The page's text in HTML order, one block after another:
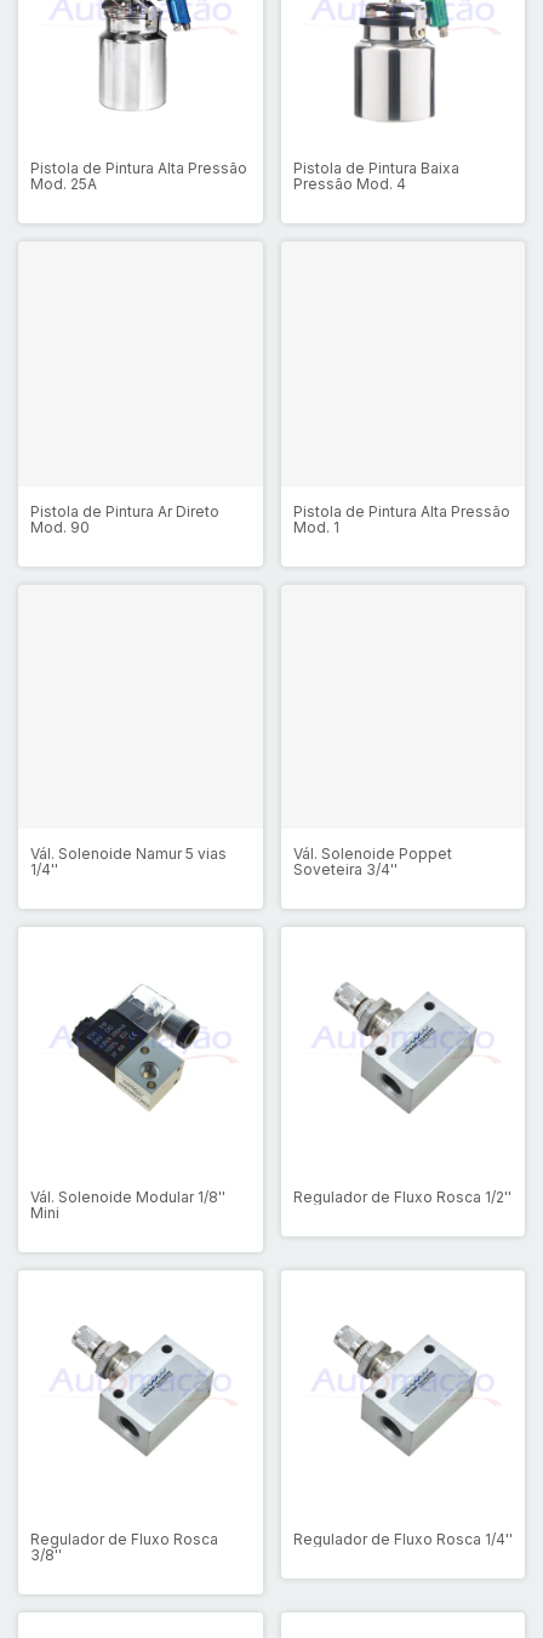
Pistola de Pintura Alta Pressão
Mod. 25A
Pistola de Pintura Baixa
Pressão Mod. 4
Pistola de Pintura Ar Direto
Mod. 90
Pistola de Pintura Alta Pressão
Mod. 1
Vál. Solenoide Namur 5 vias
1/4''
Vál. Solenoide Poppet
Soveteira 3/4''
Vál. Solenoide Modular 1/8''
Mini
Regulador de Fluxo Rosca 1/2''
Regulador de Fluxo Rosca
3/8''
Regulador de Fluxo Rosca 1/4''